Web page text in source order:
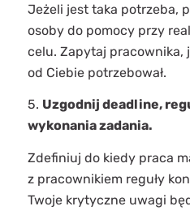
Jeżeli jest taka potrzeba,
osoby do pomocy przy
celu. Zapytaj pracownika,
od Ciebie potrzebował.
5. Uzgodnij deadline,
wykonania zadania.
Zdefiniuj do kiedy praca
z pracownikiem reguły
Twoje krytyczne uwagi